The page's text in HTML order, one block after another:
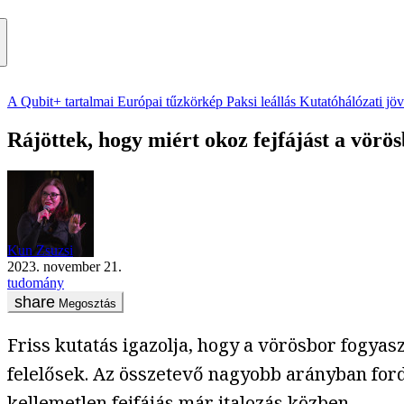
A Qubit+ tartalmai Európai tűzkörkép Paksi leállás Kutatóhálózati
Rájöttek, hogy miért okoz fejfájást a
Kun Zsuzsi
2023. november 21.
tudomány
Megosztás
Friss kutatás igazolja, hogy a vörösbor
felelősek. Az összetevő nagyobb arányban